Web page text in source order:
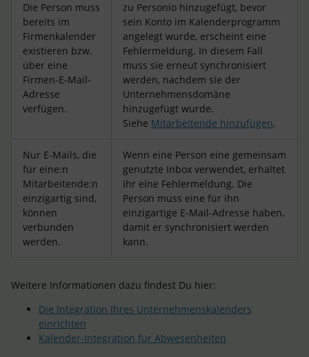
Die Person muss
bereits im
Firmenkalender
existieren bzw.
über eine
Firmen-E-Mail-
Adresse
verfügen.
zu Personio hinzugefügt, bevor
sein Konto im Kalenderprogramm
angelegt wurde, erscheint eine
Fehlermeldung. In diesem Fall
muss sie erneut synchronisiert
werden, nachdem sie der
Unternehmensdomäne
hinzugefügt wurde.
Siehe Mitarbeitende hinzufügen.
Nur E-Mails, die
für eine:n
Mitarbeitende:n
einzigartig sind,
können
verbunden
werden.
Wenn eine Person eine gemeinsam
genutzte Inbox verwendet, erhaltet
ihr eine Fehlermeldung. Die
Person muss eine für ihn
einzigartige E-Mail-Adresse haben,
damit er synchronisiert werden
kann.
Weitere Informationen dazu findest Du hier:
Die Integration Ihres Unternehmenskalenders
einrichten
Kalender-Integration für Abwesenheiten